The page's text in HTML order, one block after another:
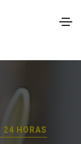
HORAS